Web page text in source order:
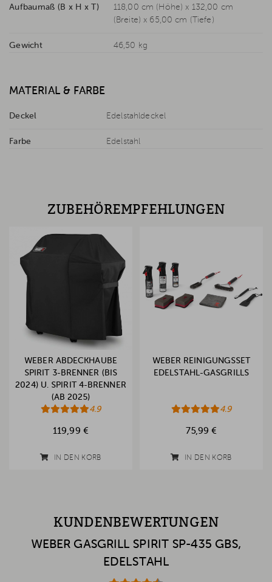
Aufbaumaß (B x H x T)
118,00 cm (Höhe) x 132,00 cm
(Breite) x 65,00 cm (Tiefe)
Gewicht 46,50 kg
MATERIAL & FARBE
Deckel Edelstahldeckel
Farbe Edelstahl
ZUBEHÖREMPFEHLUNGEN
WEBER ABDECKHAUBE
SPIRIT 3-BRENNER (BIS
2024) U. SPIRIT 4-BRENNER
(AB 2025)
4.9
119,99 €
IN DEN KORB
WEBER REINIGUNGSSET
EDELSTAHL-GASGRILLS
4.9
75,99 €
IN DEN KORB
KUNDENBEWERTUNGEN
WEBER GASGRILL SPIRIT SP-435 GBS,
EDELSTAHL